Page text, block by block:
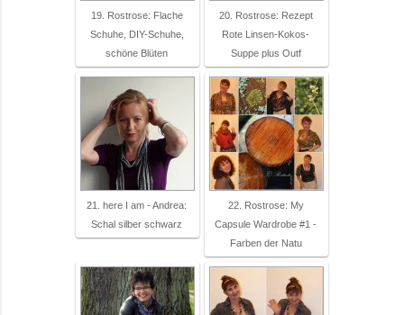
19. Rostrose: Flache
Schuhe, DIY-Schuhe,
schöne Blüten
20. Rostrose: Rezept
Rote Linsen-Kokos-
Suppe plus Outf
21. here I am - Andrea:
Schal silber schwarz
22. Rostrose: My
Capsule Wardrobe #1 -
Farben der Natu